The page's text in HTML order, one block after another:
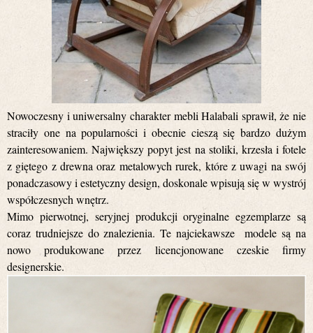
Nowoczesny i uniwersalny charakter mebli Halabali sprawił, że nie
straciły one na popularności i obecnie cieszą się bardzo dużym
zainteresowaniem. Największy popyt jest na stoliki, krzesła i fotele
z giętego z drewna oraz metalowych rurek, które z uwagi na swój
ponadczasowy i estetyczny design, doskonale wpisują się w wystrój
współczesnych wnętrz.
Mimo pierwotnej, seryjnej produkcji oryginalne egzemplarze są
coraz trudniejsze do znalezienia. Te najciekawsze modele są na
nowo produkowane przez licencjonowane czeskie firmy
designerskie.